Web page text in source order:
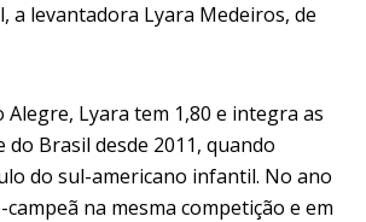
a levantadora Lyara Medeiros, de
Alegre, Lyara tem 1,80 e integra as
do Brasil desde 2011, quando
do sul-americano infantil. No ano
na mesma competição e em